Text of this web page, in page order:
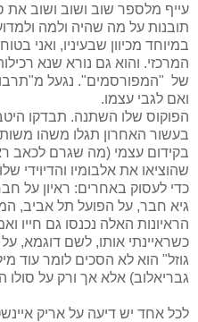
עייף מלספר שוב ושוב ושוב את
תובנות על מה שהיה ולמה
במיוחד מכיוון שבעיניו, ואני
המרכזי. והוא גם נורא שנא
של "המפורסמים". נגעל
ואם לגבי עצמו.
הפוקוס שלו השתנה. תבדקו
בעשור האחרון תגלו משהו
בקידום עצמי (מה שגרם לכאב
שהוציאו את אלבומיו והדיוידי
כדי לעסוק באחרים: ראיון על
גיא חבר, על הפועל תל אביב,
הראיונות האלה נכנסו גם חייו
כשראיינתי אותו, לשם דוגמא,
גוזל" הוא לא הסכים לומר עוד
גבריאלוב) אלא אך ורק על
לכל אחד יש דיעה על אריק